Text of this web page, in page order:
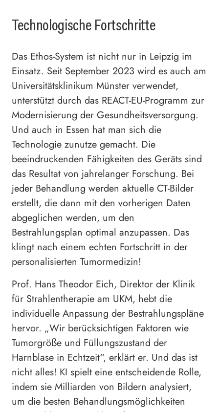
Technologische Fortschritte
Das Ethos-System ist nicht nur in Leipzig im
Einsatz. Seit September 2023 wird es auch am
Universitätsklinikum Münster verwendet,
unterstützt durch das REACT-EU-Programm zur
Modernisierung der Gesundheitsversorgung.
Und auch in Essen hat man sich die
Technologie zunutze gemacht. Die
beeindruckenden Fähigkeiten des Geräts sind
das Resultat von jahrelanger Forschung. Bei
jeder Behandlung werden aktuelle CT-Bilder
erstellt, die dann mit den vorherigen Daten
abgeglichen werden, um den
Bestrahlungsplan optimal anzupassen. Das
klingt nach einem echten Fortschritt in der
personalisierten Tumormedizin!
Prof. Hans Theodor Eich, Direktor der Klinik
für Strahlentherapie am UKM, hebt die
individuelle Anpassung der Bestrahlungspläne
hervor. „Wir berücksichtigen Faktoren wie
Tumorgröße und Füllungszustand der
Harnblase in Echtzeit“, erklärt er. Und das ist
nicht alles! KI spielt eine entscheidende Rolle,
indem sie Milliarden von Bildern analysiert,
um die besten Behandlungsmöglichkeiten